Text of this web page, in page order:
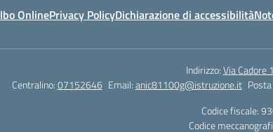
OnlinePrivacy PolicyDichiarazione di accessibilità
Indirizzo:Via Cadore
Centralino:07152646 Email:anic81100g@istruzione.it
Codice fiscale:
Codice